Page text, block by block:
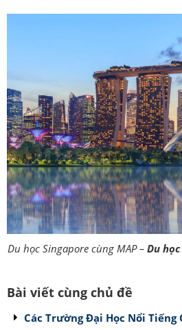
Du học Singapore cùng MAP – Du
Bài viết cùng chủ đề
Các Trường Đại Học Nổi Tiếng